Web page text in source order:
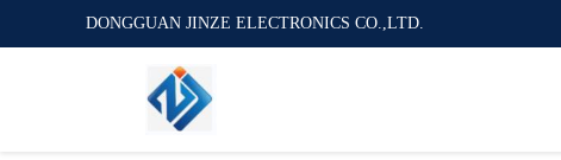
DONGGUAN JINZE ELECTRONICS CO.,LTD.